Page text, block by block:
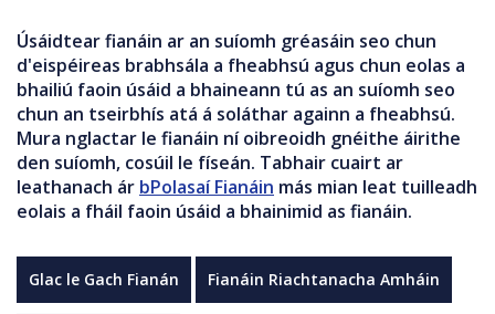
Úsáidtear fianáin ar an suíomh gréasáin seo chun
d'eispéireas brabhsála a fheabhsú agus chun eolas a
bhailiú faoin úsáid a bhaineann tú as an suíomh seo
chun an tseirbhís atá á soláthar againn a fheabhsú.
Mura nglactar le fianáin ní oibreoidh gnéithe áirithe
den suíomh, cosúil le físeán. Tabhair cuairt ar
leathanach ár bPolasaí Fianáin más mian leat tuilleadh
eolais a fháil faoin úsáid a bhainimid as fianáin.
Glac le Gach Fianán Fianáin Riachtanacha Amháin